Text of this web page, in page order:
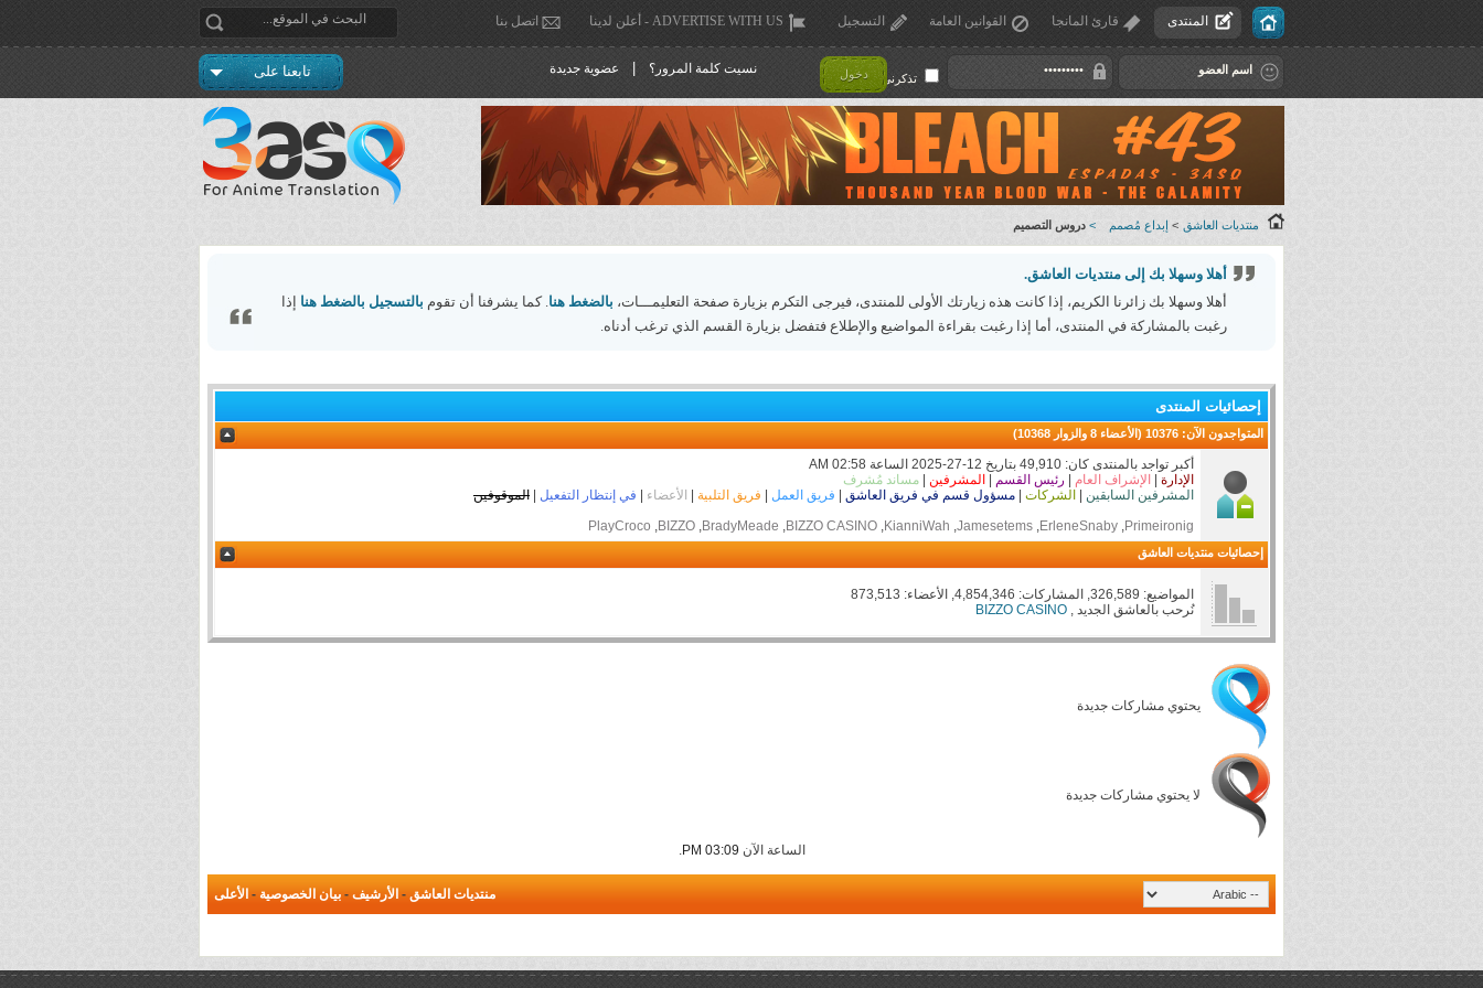
المنتدى قارئ المانجا القوانين العامة التسجيل ADVERTISE WITH US - أعلن لدينا اتصل بنا
تذكرني ! دخول نسيت كلمة المرور؟ عضوية جديدة تابعنا على
منتديات العاشق > إبداع مُصمم > دروس التصميم
أهلا وسهلا بك إلى منتديات العاشق.
أهلا وسهلا بك زائرنا الكريم، إذا كانت هذه زيارتك الأولى للمنتدى، فيرجى التكرم بزيارة صفحة التعليمـــات، بالضغط هنا. كما يشرفنا أن تقوم بالتسجيل بالضغط هنا إذا
رغبت بالمشاركة في المنتدى، أما إذا رغبت بقراءة المواضيع والإطلاع فتفضل بزيارة القسم الذي ترغب أدناه.
إحصائيات المنتدى
المتواجدون الآن: 10376 (الأعضاء 8 والزوار 10368)
أكبر تواجد بالمنتدى كان: 49,910 بتاريخ 12-27-2025 الساعة 02:58 AM
الإدارة
الإشراف العام رئيس القسم المشرفين
مساند مُشرف
المشرفين السابقين
الشركات مسؤول قسم في فريق العاشق فريق العمل فريق التلبية الأعضاء في إنتظار التفعيل
الموقوفين
Primeironig
, ‏
ErleneSnaby
, ‏
Jamesetems
, ‏
KianniWah
, ‏
BIZZO CASINO
, ‏
BradyMeade
, ‏
BIZZO
, ‏
PlayCroco
إحصائيات منتديات العاشق
المواضيع: 326,589, المشاركات: 4,854,346, الأعضاء: 873,513
نُرحب بالعاشق الجديد , BIZZO CASINO
يحتوي مشاركات جديدة
لا يحتوي مشاركات جديدة
الساعة الآن 03:09 PM
.
منتديات العاشق - الأرشيف - بيان الخصوصية - الأعلى